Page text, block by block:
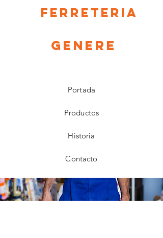
Ferreteria
Genere
Portada
Productos
Historia
Contacto